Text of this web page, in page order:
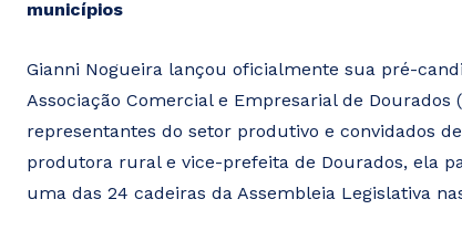
municípios
Gianni Nogueira lançou oficialmente sua pré-
Associação Comercial e Empresarial de
representantes do setor produtivo e convidados
produtora rural e vice-prefeita de Dourados, ela
uma das 24 cadeiras da Assembleia Legislativa